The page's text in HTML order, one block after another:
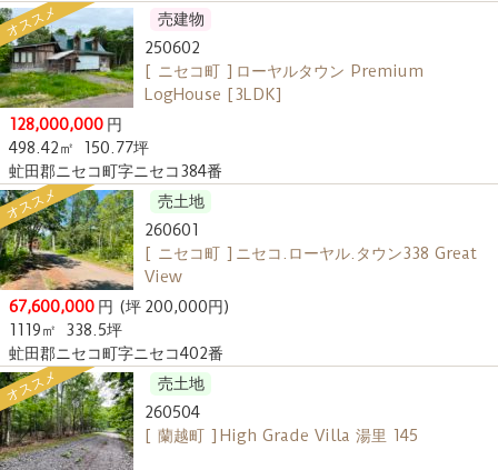
オススメ
売建物
250602
[ ニセコ町 ] ローヤルタウン Premium
LogHouse [3LDK]
128,000,000 円
498.42㎡
150.77坪
虻田郡ニセコ町字ニセコ384番
オススメ
売土地
260601
[ ニセコ町 ] ニセコ.ローヤル.タウン338 Great
View
67,600,000 円 (坪 200,000円)
1119㎡
338.5坪
虻田郡ニセコ町字ニセコ402番
オススメ
売土地
260504
[ 蘭越町 ] High Grade Villa 湯里 145